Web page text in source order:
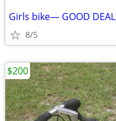
Girls bike— GOOD DEAL
8/5
$200